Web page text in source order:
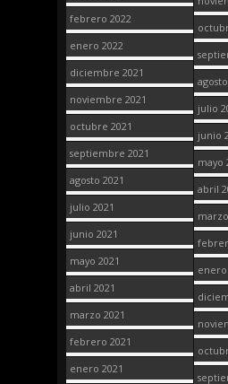
febrero 2022
enero 2022
diciembre 2021
noviembre 2021
octubre 2021
septiembre 2021
agosto 2021
julio 2021
junio 2021
mayo 2021
abril 2021
marzo 2021
febrero 2021
enero 2021
julio
junio
mayo
abril
enero